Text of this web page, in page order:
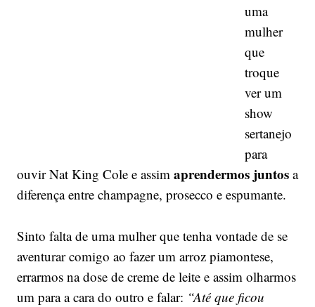
uma
mulher
que
troque
ver um
show
sertanejo
para
ouvir Nat King Cole e assim aprendermos juntosa
diferença entre champagne, prosecco e espumante.
Sinto falta de uma mulher que tenha vontade de se
aventurar comigo ao fazer um arroz piamontese,
errarmos na dose de creme de leite e assim olharmos
um para a cara do outro e falar: “Até que ficou